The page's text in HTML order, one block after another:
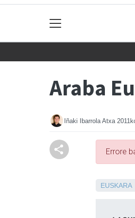
Araba
Iñaki Ibarrola Atxa
Errore
EUSKARA